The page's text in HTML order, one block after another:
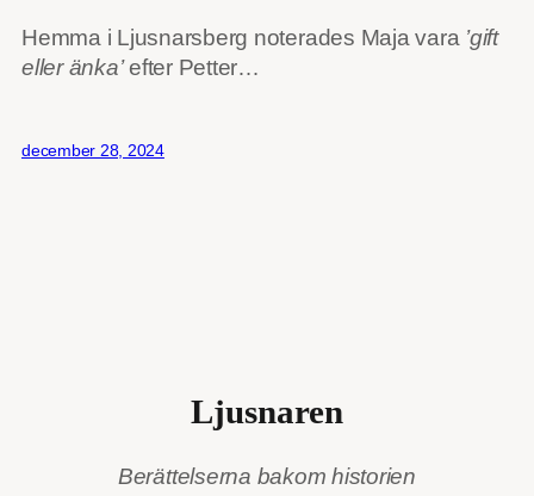
Hemma i Ljusnarsberg noterades Maja vara ’gift
eller änka’efter Petter…
december 28, 2024
Ljusnaren
Berättelserna bakom historien